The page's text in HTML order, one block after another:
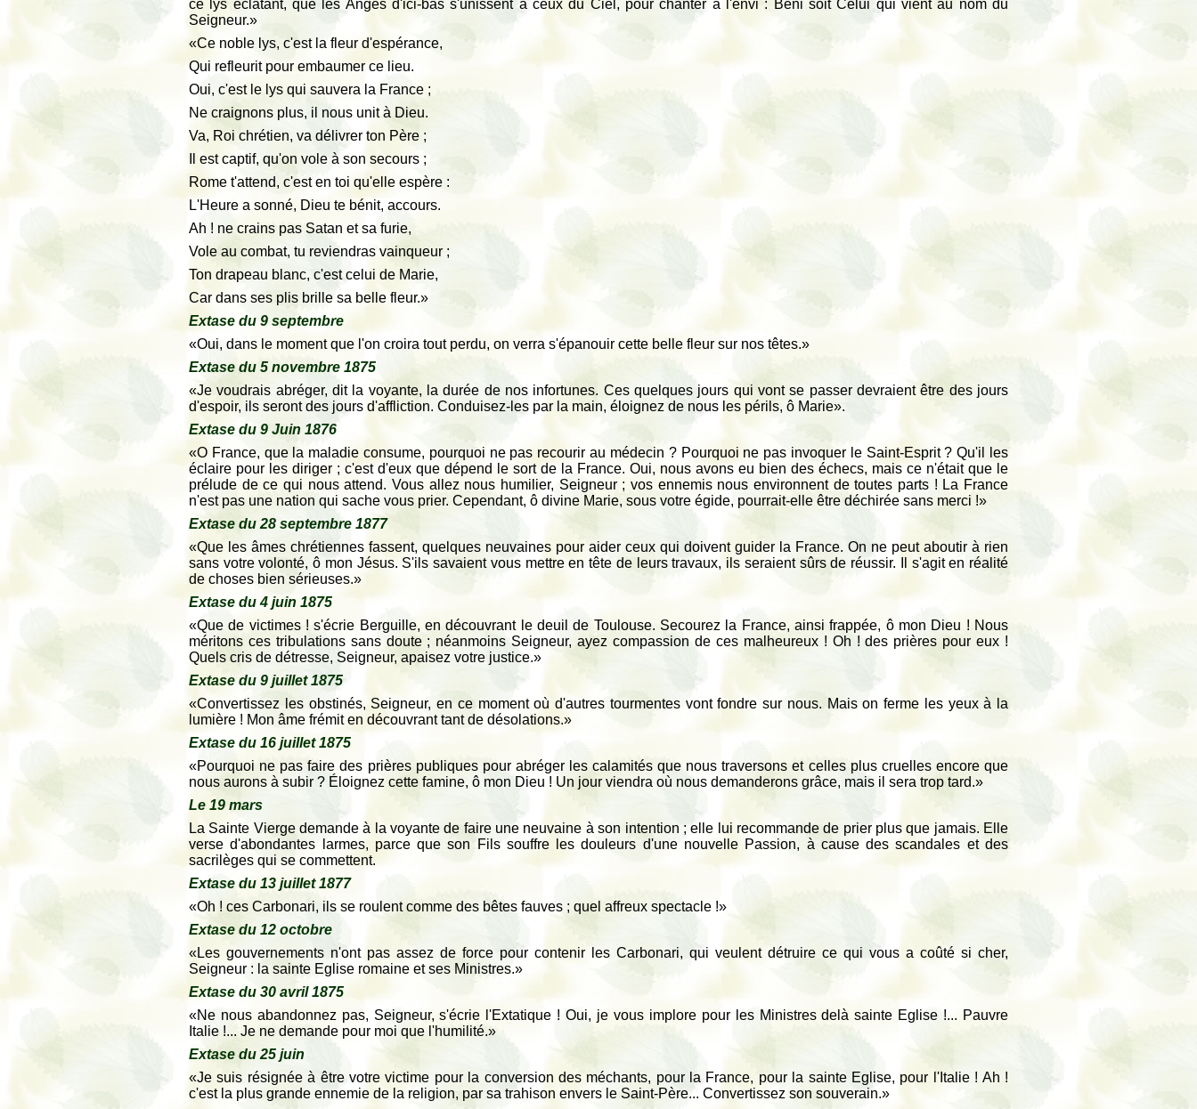
ce lys éclatant, que les Anges d'ici-bas s'unissent à ceux du Ciel, pour chanter a l'envi : Béni soit Celui qui vient au nom du
Seigneur.»
«Ce noble lys, c'est la fleur d'espérance,
Qui refleurit pour embaumer ce lieu.
Oui, c'est le lys qui sauvera la France ;
Ne craignons plus, il nous unit à Dieu.
Va, Roi chrétien, va délivrer ton Père ;
Il est captif, qu'on vole à son secours ;
Rome t'attend, c'est en toi qu'elle espère :
L'Heure a sonné, Dieu te bénit, accours.
Ah ! ne crains pas Satan et sa furie,
Vole au combat, tu reviendras vainqueur ;
Ton drapeau blanc, c'est celui de Marie,
Car dans ses plis brille sa belle fleur.»
Extase du 9 septembre
«Oui, dans le moment que l'on croira tout perdu, on verra s'épanouir cette belle fleur sur nos têtes.»
Extase du 5 novembre 1875
«Je voudrais abréger, dit la voyante, la durée de nos infortunes. Ces quelques jours qui vont se passer devraient être des jours
d'espoir, ils seront des jours d'affliction. Conduisez-les par la main, éloignez de nous les périls, ô Marie».
Extase du 9 Juin 1876
«O France, que la maladie consume, pourquoi ne pas recourir au médecin ? Pourquoi ne pas invoquer le Saint-Esprit ? Qu'il les
éclaire pour les diriger ; c'est d'eux que dépend le sort de la France. Oui, nous avons eu bien des échecs, mais ce n'était que le
prélude de ce qui nous attend. Vous allez nous humilier, Seigneur ; vos ennemis nous environnent de toutes parts ! La France
n'est pas une nation qui sache vous prier. Cependant, ô divine Marie, sous votre égide, pourrait-elle être déchirée sans merci !»
Extase du 28 septembre 1877
«Que les âmes chrétiennes fassent, quelques neuvaines pour aider ceux qui doivent guider la France. On ne peut aboutir à rien
sans votre volonté, ô mon Jésus. S'ils savaient vous mettre en tête de leurs travaux, ils seraient sûrs de réussir. Il s'agit en réalité
de choses bien sérieuses.»
Extase du 4 juin 1875
«Que de victimes ! s'écrie Berguille, en découvrant le deuil de Toulouse. Secourez la France, ainsi frappée, ô mon Dieu ! Nous
méritons ces tribulations sans doute ; néanmoins Seigneur, ayez compassion de ces malheureux ! Oh ! des prières pour eux !
Quels cris de détresse, Seigneur, apaisez votre justice.»
Extase du 9 juillet 1875
«Convertissez les obstinés, Seigneur, en ce moment où d'autres tourmentes vont fondre sur nous. Mais on ferme les yeux à la
lumière ! Mon âme frémit en découvrant tant de désolations.»
Extase du 16 juillet 1875
«Pourquoi ne pas faire des prières publiques pour abréger les calamités que nous traversons et celles plus cruelles encore que
nous aurons à subir ? Éloignez cette famine, ô mon Dieu ! Un jour viendra où nous demanderons grâce, mais il sera trop tard.»
Le 19 mars
La Sainte Vierge demande à la voyante de faire une neuvaine à son intention ; elle lui recommande de prier plus que jamais. Elle
verse d'abondantes larmes, parce que son Fils souffre les douleurs d'une nouvelle Passion, à cause des scandales et des
sacrilèges qui se commettent.
Extase du 13 juillet 1877
«Oh ! ces Carbonari, ils se roulent comme des bêtes fauves ; quel affreux spectacle !»
Extase du 12 octobre
«Les gouvernements n'ont pas assez de force pour contenir les Carbonari, qui veulent détruire ce qui vous a coûté si cher,
Seigneur : la sainte Eglise romaine et ses Ministres.»
Extase du 30 avril 1875
«Ne nous abandonnez pas, Seigneur, s'écrie l'Extatique ! Oui, je vous implore pour les Ministres delà sainte Eglise !... Pauvre
Italie !... Je ne demande pour moi que l'humilité.»
Extase du 25 juin
«Je suis résignée à être votre victime pour la conversion des méchants, pour la France, pour la sainte Eglise, pour l'Italie ! Ah !
c'est la plus grande ennemie de la religion, par sa trahison envers le Saint-Père... Convertissez son souverain.»